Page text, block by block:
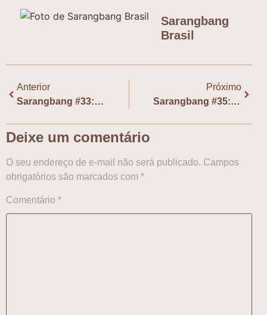
Sarangbang
Brasil
Anterior
Sarangbang #33: “Solo Leveling” (pt. 1), com Oscar Nestarez
Próximo
Sarangbang #35: “Pachinko”, com Sabrina Kim
Deixe um comentário
O seu endereço de e-mail não será publicado. Campos
obrigatórios são marcados com *
Comentário *